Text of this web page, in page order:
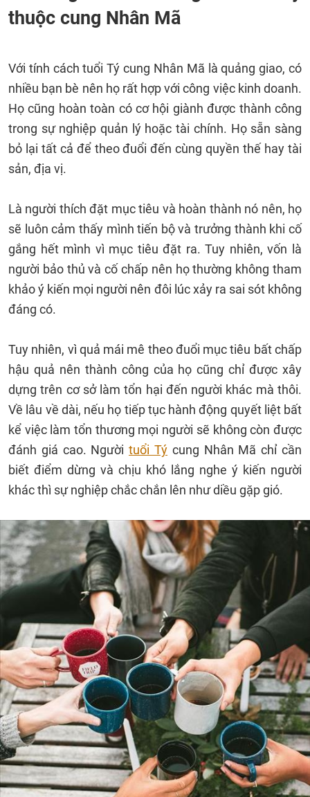
thuộc cung Nhân Mã
Với tính cách tuổi Tý cung Nhân Mã là quảng giao, có
nhiều bạn bè nên họ rất hợp với công việc kinh doanh.
Họ cũng hoàn toàn có cơ hội giành được thành công
trong sự nghiệp quản lý hoặc tài chính. Họ sẵn sàng
bỏ lại tất cả để theo đuổi đến cùng quyền thế hay tài
sản, địa vị.
Là người thích đặt mục tiêu và hoàn thành nó nên, họ
sẽ luôn cảm thấy mình tiến bộ và trưởng thành khi cố
gắng hết mình vì mục tiêu đặt ra. Tuy nhiên, vốn là
người bảo thủ và cố chấp nên họ thường không tham
khảo ý kiến mọi người nên đôi lúc xảy ra sai sót không
đáng có.
Tuy nhiên, vì quả mái mê theo đuổi mục tiêu bất chấp
hậu quả nên thành công của họ cũng chỉ được xây
dựng trên cơ sở làm tổn hại đến người khác mà thôi.
Về lâu về dài, nếu họ tiếp tục hành động quyết liệt bất
kể việc làm tổn thương mọi người sẽ không còn được
đánh giá cao. Ngườituổi Tý cung Nhân Mã chỉ cần
biết điểm dừng và chịu khó lắng nghe ý kiến người
khác thì sự nghiệp chắc chắn lên như diều gặp gió.